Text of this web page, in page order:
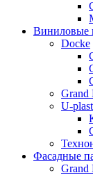
Виниловые
Docke
Grand
U-plast
Фасадные
Grand